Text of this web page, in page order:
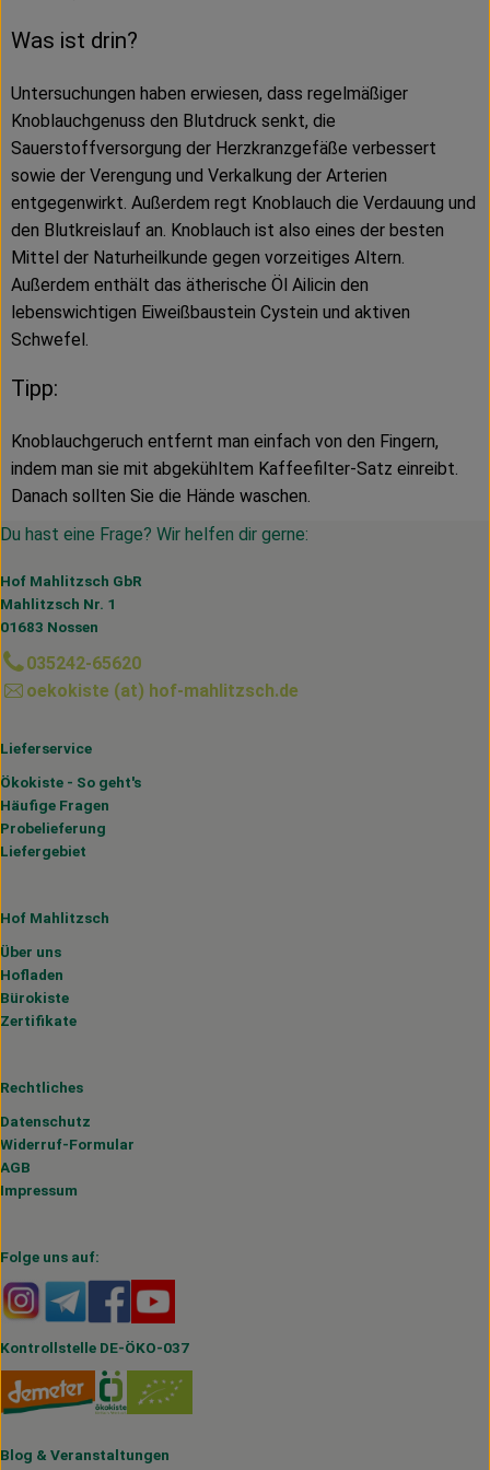
Was ist drin?
Untersuchungen haben erwiesen, dass regelmäßiger
Knoblauchgenuss den Blutdruck senkt, die
Sauerstoffversorgung der Herzkranzgefäße verbessert
sowie der Verengung und Verkalkung der Arterien
entgegenwirkt. Außerdem regt Knoblauch die Verdauung und
den Blutkreislauf an. Knoblauch ist also eines der besten
Mittel der Naturheilkunde gegen vorzeitiges Altern.
Außerdem enthält das ätherische Öl Ailicin den
lebenswichtigen Eiweißbaustein Cystein und aktiven
Schwefel.
Tipp:
Knoblauchgeruch entfernt man einfach von den Fingern,
indem man sie mit abgekühltem Kaffeefilter-Satz einreibt.
Danach sollten Sie die Hände waschen.
Du hast eine Frage? Wir helfen dir gerne:
Hof Mahlitzsch GbR
Mahlitzsch Nr. 1
01683 Nossen
035242-65620
oekokiste (at) hof-mahlitzsch.de
Lieferservice
Ökokiste - So geht's
Häufige Fragen
Probelieferung
Liefergebiet
Hof Mahlitzsch
Über uns
Hofladen
Bürokiste
Zertifikate
Rechtliches
Datenschutz
Widerruf-Formular
AGB
Impressum
Folge uns auf:
Externer Link zu https://www.instagram.com/
Externer Link zu https://t.me/s/hofmahlitzsch
Externer Link zu https://www.facebook.com/
Kontrollstelle DE-ÖKO-037
Blog & Veranstaltungen